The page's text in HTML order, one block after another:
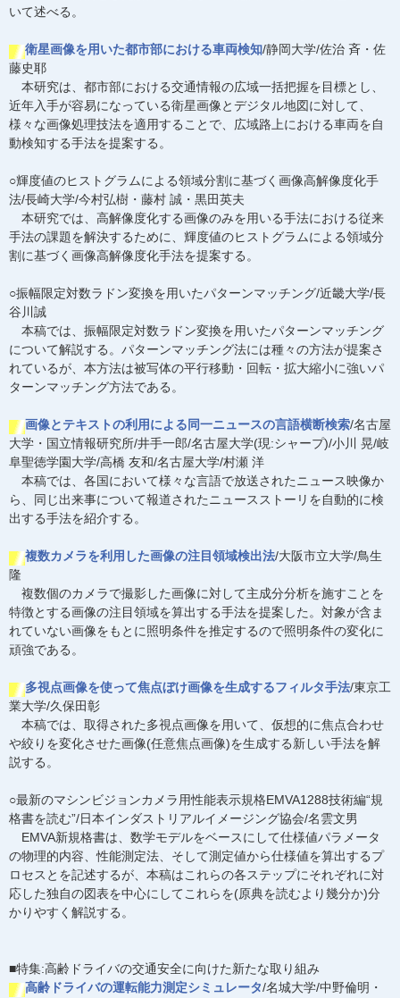
いて述べる。
衛星画像を用いた都市部における車両検知/静岡大学/佐治 斉・佐
藤史耶
本研究は、都市部における交通情報の広域一括把握を目標とし、
近年入手が容易になっている衛星画像とデジタル地図に対して、
様々な画像処理技法を適用することで、広域路上における車両を自
動検知する手法を提案する。
○輝度値のヒストグラムによる領域分割に基づく画像高解像度化手
法/長崎大学/今村弘樹・藤村 誠・黒田英夫
本研究では、高解像度化する画像のみを用いる手法における従来
手法の課題を解決するために、輝度値のヒストグラムによる領域分
割に基づく画像高解像度化手法を提案する。
○振幅限定対数ラドン変換を用いたパターンマッチング/近畿大学/長
谷川誠
本稿では、振幅限定対数ラドン変換を用いたパターンマッチング
について解説する。パターンマッチング法には種々の方法が提案さ
れているが、本方法は被写体の平行移動・回転・拡大縮小に強いパ
ターンマッチング方法である。
画像とテキストの利用による同一ニュースの言語横断検索/名古屋
大学・国立情報研究所/井手一郎/名古屋大学(現:シャープ)/小川 晃/岐
阜聖徳学園大学/高橋 友和/名古屋大学/村瀬 洋
本稿では、各国において様々な言語で放送されたニュース映像か
ら、同じ出来事について報道されたニュースストーリを自動的に検
出する手法を紹介する。
複数カメラを利用した画像の注目領域検出法/大阪市立大学/鳥生
隆
複数個のカメラで撮影した画像に対して主成分分析を施すことを
特徴とする画像の注目領域を算出する手法を提案した。対象が含ま
れていない画像をもとに照明条件を推定するので照明条件の変化に
頑強である。
多視点画像を使って焦点ぼけ画像を生成するフィルタ手法/東京工
業大学/久保田彰
本稿では、取得された多視点画像を用いて、仮想的に焦点合わせ
や絞りを変化させた画像(任意焦点画像)を生成する新しい手法を解
説する。
○最新のマシンビジョンカメラ用性能表示規格EMVA1288技術編“規
格書を読む”/日本インダストリアルイメージング協会/名雲文男
EMVA新規格書は、数学モデルをベースにして仕様値パラメータ
の物理的内容、性能測定法、そして測定値から仕様値を算出するプ
ロセスとを記述するが、本稿はこれらの各ステップにそれぞれに対
応した独自の図表を中心にしてこれらを(原典を読むより幾分か)分
かりやすく解説する。
■特集:高齢ドライバの交通安全に向けた新たな取り組み
高齢ドライバの運転能力測定シミュレータ/名城大学/中野倫明・